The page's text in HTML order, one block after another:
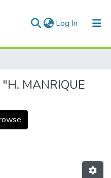
Log In (current)
MANRIQUE